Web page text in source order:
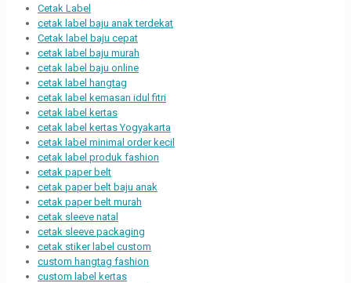
Cetak Label
cetak label baju anak terdekat
Cetak label baju cepat
cetak label baju murah
cetak label baju online
cetak label hangtag
cetak label kemasan idul fitri
cetak label kertas
cetak label kertas Yogyakarta
cetak label minimal order kecil
cetak label produk fashion
cetak paper belt
cetak paper belt baju anak
cetak paper belt murah
cetak sleeve natal
cetak sleeve packaging
cetak stiker label custom
custom hangtag fashion
custom label kertas